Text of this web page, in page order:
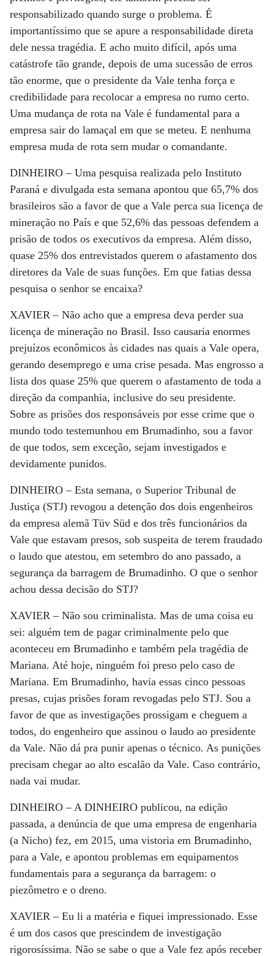
responsabilizado quando surge o problema. É
importantíssimo que se apure a responsabilidade direta
dele nessa tragédia. E acho muito difícil, após uma
catástrofe tão grande, depois de uma sucessão de erros
tão enorme, que o presidente da Vale tenha força e
credibilidade para recolocar a empresa no rumo certo.
Uma mudança de rota na Vale é fundamental para a
empresa sair do lamaçal em que se meteu. E nenhuma
empresa muda de rota sem mudar o comandante.
DINHEIRO –Uma pesquisa realizada pelo Instituto
Paraná e divulgada esta semana apontou que 65,7% dos
brasileiros são a favor de que a Vale perca sua licença de
mineração no País e que 52,6% das pessoas defendem a
prisão de todos os executivos da empresa. Além disso,
quase 25% dos entrevistados querem o afastamento dos
diretores da Vale de suas funções. Em que fatias dessa
pesquisa o senhor se encaixa?
XAVIER –Não acho que a empresa deva perder sua
licença de mineração no Brasil. Isso causaria enormes
prejuízos econômicos às cidades nas quais a Vale opera,
gerando desemprego e uma crise pesada. Mas engrosso a
lista dos quase 25% que querem o afastamento de toda a
direção da companhia, inclusive do seu presidente.
Sobre as prisões dos responsáveis por esse crime que o
mundo todo testemunhou em Brumadinho, sou a favor
de que todos, sem exceção, sejam investigados e
devidamente punidos.
DINHEIRO –Esta semana, o Superior Tribunal de
Justiça (STJ) revogou a detenção dos dois engenheiros
da empresa alemã Tüv Süd e dos três funcionários da
Vale que estavam presos, sob suspeita de terem fraudado
o laudo que atestou, em setembro do ano passado, a
segurança da barragem de Brumadinho. O que o senhor
achou dessa decisão do STJ?
XAVIER –Não sou criminalista. Mas de uma coisa eu
sei: alguém tem de pagar criminalmente pelo que
aconteceu em Brumadinho e também pela tragédia de
Mariana. Até hoje, ninguém foi preso pelo caso de
Mariana. Em Brumadinho, havia essas cinco pessoas
presas, cujas prisões foram revogadas pelo STJ. Sou a
favor de que as investigações prossigam e cheguem a
todos, do engenheiro que assinou o laudo ao presidente
da Vale. Não dá pra punir apenas o técnico. As punições
precisam chegar ao alto escalão da Vale. Caso contrário,
nada vai mudar.
DINHEIRO –A DINHEIRO publicou, na edição
passada, a denúncia de que uma empresa de engenharia
(a Nicho) fez, em 2015, uma vistoria em Brumadinho,
para a Vale, e apontou problemas em equipamentos
fundamentais para a segurança da barragem: o
piezômetro e o dreno.
XAVIER –Eu li a matéria e fiquei impressionado. Esse
é um dos casos que prescindem de investigação
rigorosíssima. Não se sabe o que a Vale fez após receber